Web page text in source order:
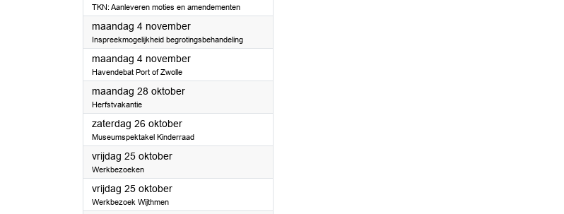
TKN: Aanleveren moties en amendementen
maandag 4 november2024
Inspreekmogelijkheid begrotingsbehandeling
maandag 4 november2024
Havendebat Port of Zwolle
maandag 28 oktober2024
Herfstvakantie
zaterdag 26 oktober2024
Museumspektakel Kinderraad
vrijdag 25 oktober2024
Werkbezoeken
vrijdag 25 oktober2024
Werkbezoek Wijthmen